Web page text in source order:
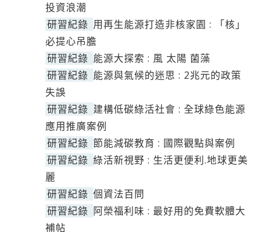
投資浪潮
研習紀錄 用再生能源打造非核家園 : 「核」
必提心吊膽
研習紀錄 能源大探索 : 風 太陽 菌藻
研習紀錄 能源與氣候的迷思 : 2兆元的政策
失誤
研習紀錄 建構低碳綠活社會 : 全球綠色能源
應用推廣案例
研習紀錄 節能減碳教育 : 國際觀點與案例
研習紀錄 綠活新視野 : 生活更便利.地球更美
麗
研習紀錄 個資法百問
研習紀錄 阿榮福利味 : 最好用的免費軟體大
補帖